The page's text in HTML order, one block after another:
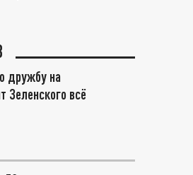
дружбу на
Зеленского всё